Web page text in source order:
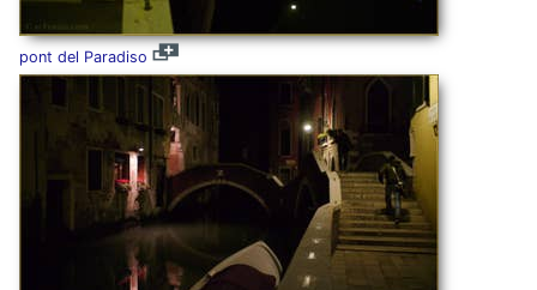
pont del Paradiso